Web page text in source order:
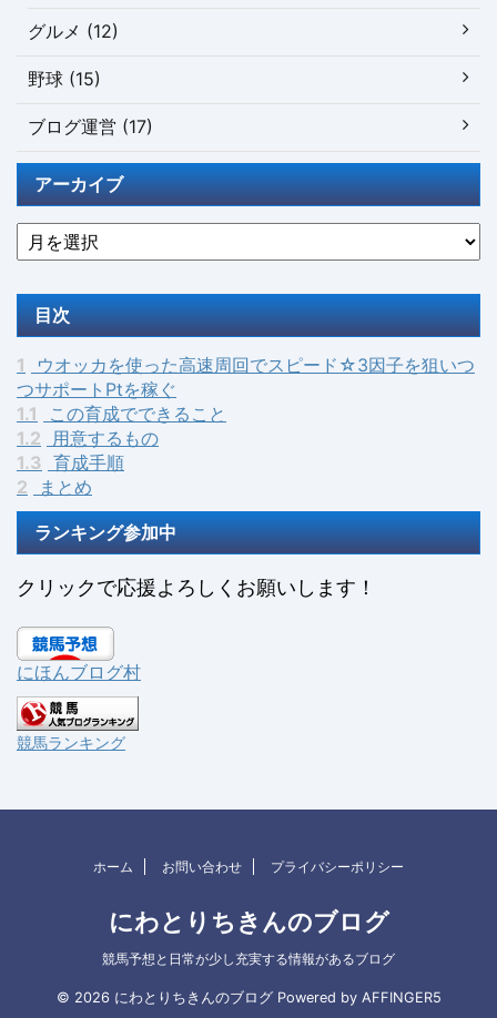
グルメ (12)
野球 (15)
ブログ運営 (17)
アーカイブ
目次
1
ウオッカを使った高速周回でスピード☆3因子を狙いつ
つサポートPtを稼ぐ
1.1
この育成でできること
1.2 用意するもの
1.3 育成手順
2
まとめ
ランキング参加中
クリックで応援よろしくお願いします！
にほんブログ村
競馬ランキング
ホーム お問い合わせ プライバシーポリシー
にわとりちきんのブログ
競馬予想と日常が少し充実する情報があるブログ
© 2026 にわとりちきんのブログ Powered by AFFINGER5